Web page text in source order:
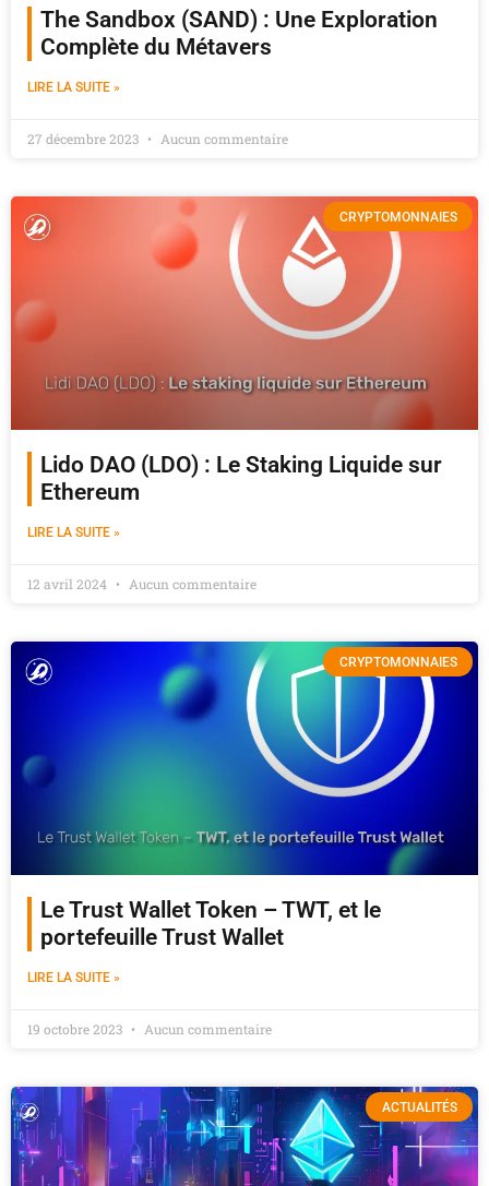
The Sandbox (SAND) : Une Exploration
Complète du Métavers
LIRE LA SUITE »
27 décembre 2023 Aucun commentaire
CRYPTOMONNAIES
Lido DAO (LDO) : Le Staking Liquide sur
Ethereum
LIRE LA SUITE »
12 avril 2024 Aucun commentaire
CRYPTOMONNAIES
Le Trust Wallet Token – TWT, et le
portefeuille Trust Wallet
LIRE LA SUITE »
19 octobre 2023 Aucun commentaire
ACTUALITÉS